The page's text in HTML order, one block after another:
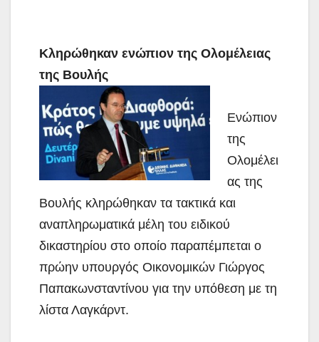
Κληρώθηκαν ενώπιον της Ολομέλειας
της Βουλής
Ενώπιον
της
Ολομέλει
ας της
Βουλής κληρώθηκαν τα τακτικά και
αναπληρωματικά μέλη του ειδικού
δικαστηρίου στο οποίο παραπέμπεται ο
πρώην υπουργός Οικονομικών Γιώργος
Παπακωνσταντίνου για την υπόθεση με τη
λίστα Λαγκάρντ.